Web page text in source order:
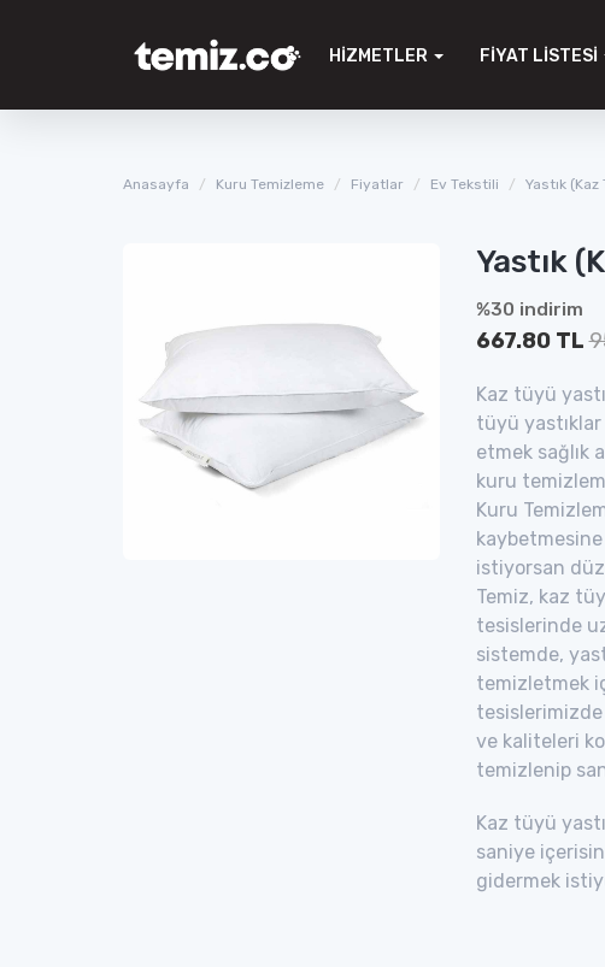
HIZMETLER FIYAT LISTESI
Anasayfa Kuru Temizleme Fiyatlar Ev Tekstili Yastık (Kaz
Yastık
%30 indirim
667.80 TL
Kaz tüyü
tüyü
etmek sağlık
kuru
Kuru
istiyorsan
Temiz, kaz
tesislerinde
sistemde,
temizletmek
tesislerimizde
ve kaliteleri
temizlenip
Kaz tüyü
saniye
gidermek